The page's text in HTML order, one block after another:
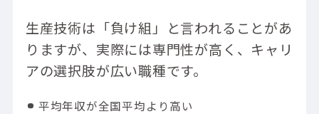
生産技術は「負け組」と言われることがあ
りますが、実際には専門性が高く、キャリ
アの選択肢が広い職種です。
平均年収が全国平均より高い